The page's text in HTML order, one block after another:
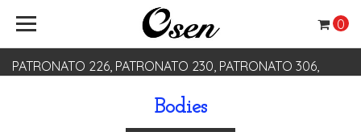
PATRONATO 226, PATRONATO 230, PATRONATO 306,
0
Bodies